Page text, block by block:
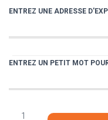
ENTREZ UNE ADRESSE
ENTREZ UN PETIT MOT
quantité